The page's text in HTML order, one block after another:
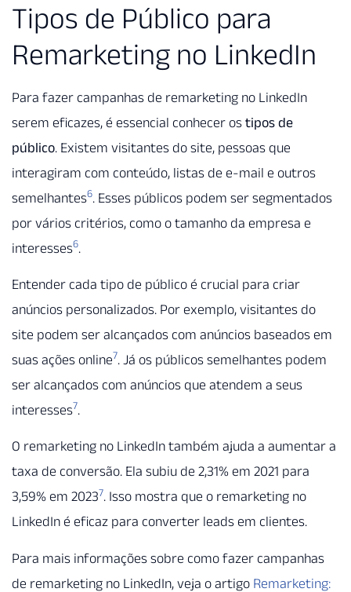
Tipos de Público para
Remarketing no LinkedIn
Para fazer campanhas de remarketing no LinkedIn
serem eficazes, é essencial conhecer os tipos de
público. Existem visitantes do site, pessoas que
interagiram com conteúdo, listas de e-mail e outros
semelhantes6. Esses públicos podem ser segmentados
por vários critérios, como o tamanho da empresa e
interesses6.
Entender cada tipo de público é crucial para criar
anúncios personalizados. Por exemplo, visitantes do
site podem ser alcançados com anúncios baseados em
suas ações online7. Já os públicos semelhantes podem
ser alcançados com anúncios que atendem a seus
interesses7.
O remarketing no LinkedIn também ajuda a aumentar a
taxa de conversão. Ela subiu de 2,31% em 2021 para
3,59% em 20237. Isso mostra que o remarketing no
LinkedIn é eficaz para converter leads em clientes.
Para mais informações sobre como fazer campanhas
de remarketing no LinkedIn, veja o artigo Remarketing: